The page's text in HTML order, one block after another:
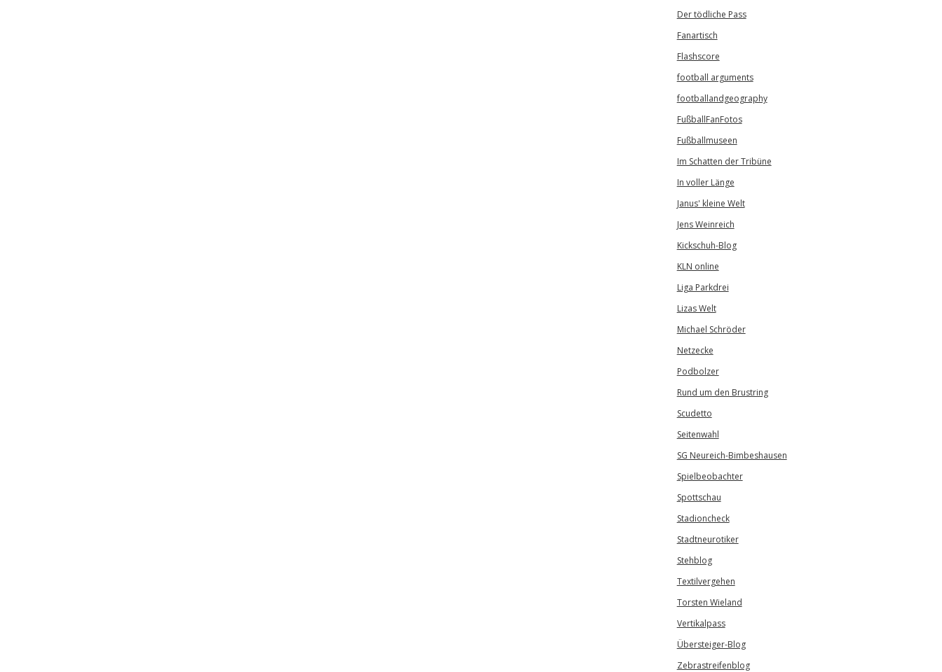
Der tödliche Pass
Fanartisch
Flashscore
football arguments
footballandgeography
FußballFanFotos
Fußballmuseen
Im Schatten der Tribüne
In voller Länge
Janus' kleine Welt
Jens Weinreich
Kickschuh-Blog
KLN online
Liga Parkdrei
Lizas Welt
Michael Schröder
Netzecke
Podbolzer
Rund um den Brustring
Scudetto
Seitenwahl
SG Neureich-Bimbeshausen
Spielbeobachter
Spottschau
Stadioncheck
Stadtneurotiker
Stehblog
Textilvergehen
Torsten Wieland
Vertikalpass
Übersteiger-Blog
Zebrastreifenblog